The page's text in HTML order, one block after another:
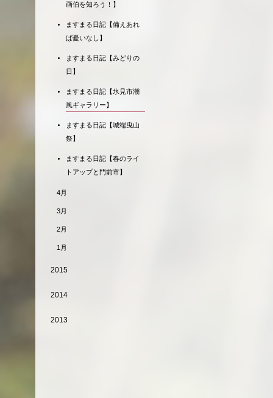
画伯を知ろう！】
ますまる日記【備えあれ
ば憂いなし】
ますまる日記【みどりの
日】
ますまる日記【氷見市潮
風ギャラリー】
ますまる日記【城端曳山
祭】
ますまる日記【春のライ
トアップと門前市】
4月
3月
2月
1月
2015
2014
2013